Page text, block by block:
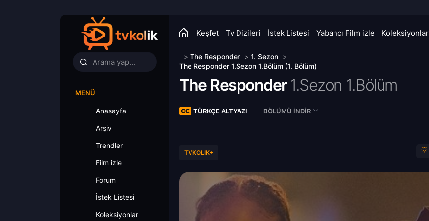
Keşfet Tv Dizileri İstek Listesi Yabancı Film izle Koleksiyonlar
MENÜ
Anasayfa
Arşiv
Trendler
Film izle
Forum
İstek Listesi
Koleksiyonlar
> The Responder > 1. Sezon >
The Responder 1.Sezon 1.Bölüm (1. Bölüm)
The Responder 1.Sezon 1.Bölüm
TÜRKÇE ALTYAZI BÖLÜMÜ İNDIR
TVKOLIK+